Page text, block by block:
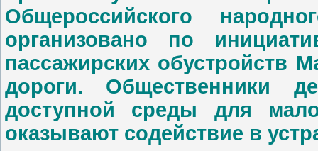
Общероссийского
организовано по
пассажирских обустройств
дороги. Общественники
доступной среды для
оказывают содействие в